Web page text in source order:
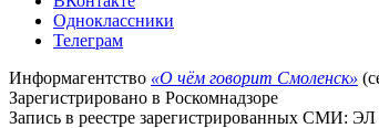
Одноклассники
Телеграм
Информагентство «О чём говорит Смоленск»
Зарегистрировано в Роскомнадзоре
Запись в реестре зарегистрированных СМИ: